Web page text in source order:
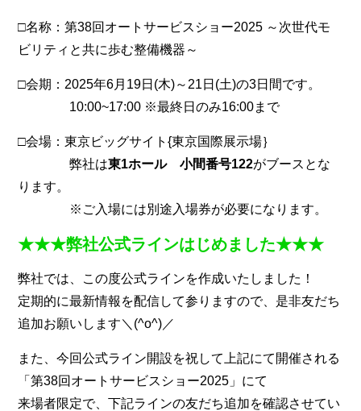
□名称：第38回オートサービスショー2025 ～次世代モ
ビリティと共に歩む整備機器～
□会期：2025年6月19日(木)～21日(土)の3日間です。
10:00~17:00 ※最終日のみ16:00まで
□会場：東京ビッグサイト{東京国際展示場｝
弊社は東1ホール 小間番号122がブースとな
ります。
※ご入場には別途入場券が必要になります。
★★★弊社公式ラインはじめました★★★
弊社では、この度公式ラインを作成いたしました！
定期的に最新情報を配信して参りますので、是非友だち
追加お願いします＼(^o^)／
また、今回公式ライン開設を祝して上記にて開催される
「第38回オートサービスショー2025」にて
来場者限定で、下記ラインの友だち追加を確認させてい